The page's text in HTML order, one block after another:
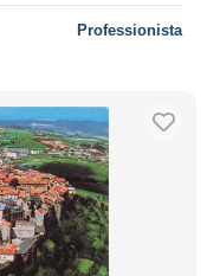
Professionista